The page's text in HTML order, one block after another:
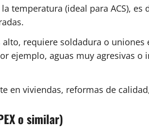
temperatura (ideal para ACS),
alto, requiere soldadura o uniones
ejemplo, aguas muy agresivas o
en viviendas, reformas de
o similar)